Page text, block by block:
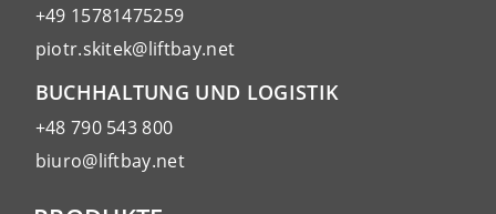
+49 15781475259
piotr.skitek@liftbay.net
BUCHHALTUNG UND LOGISTIK
+48 790 543 800
biuro@liftbay.net